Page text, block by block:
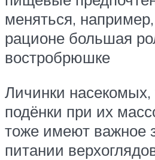
меняться,
рационе большая
востробрюшке
Личинки насекомых,
подёнки при их
тоже имеют важное
питании